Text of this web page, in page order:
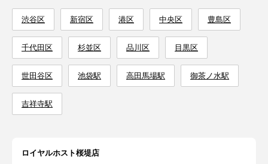
渋谷区 新宿区 港区 中央区 豊島区
千代田区 杉並区 品川区 目黒区
世田谷区 池袋駅 高田馬場駅 御茶ノ水駅
吉祥寺駅
ロイヤルホスト桜堤店